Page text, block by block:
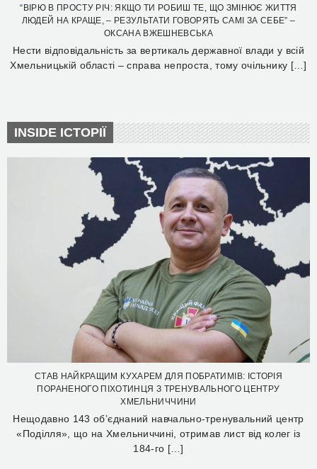
“ВІРЮ В ПРОСТУ РІЧ: ЯКЩО ТИ РОБИШ ТЕ, ЩО ЗМІНЮЄ ЖИТТЯ
ЛЮДЕЙ НА КРАЩЕ, – РЕЗУЛЬТАТИ ГОВОРЯТЬ САМІ ЗА СЕБЕ” –
ОКСАНА ВЖЕШНЕВСЬКА
Нести відповідальність за вертикаль державної влади у всій
Хмельницькій області – справа непроста, тому очільнику […]
INSIDE ІСТОРІЇ
СТАВ НАЙКРАЩИМ КУХАРЕМ ДЛЯ ПОБРАТИМІВ: ІСТОРІЯ
ПОРАНЕНОГО ПІХОТИНЦЯ З ТРЕНУВАЛЬНОГО ЦЕНТРУ
ХМЕЛЬНИЧЧИНИ
Нещодавно 143 об’єднаний навчально-тренувальний центр
«Поділля», що на Хмельниччині, отримав лист від колег із
184-го […]